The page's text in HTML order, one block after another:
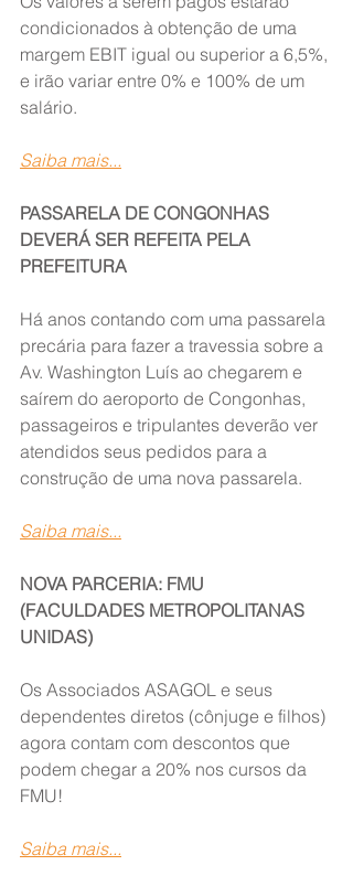
condicionados à obtenção de uma
margem EBIT igual ou superior a 6,5%,
e irão variar entre 0% e 100% de um
salário.
Saiba mais...
PASSARELA DE CONGONHAS
DEVERÁ SER REFEITA PELA
PREFEITURA
Há anos contando com uma passarela
precária para fazer a travessia sobre a
Av. Washington Luís ao chegarem e
saírem do aeroporto de Congonhas,
passageiros e tripulantes deverão ver
atendidos seus pedidos para a
construção de uma nova passarela.
Saiba mais...
NOVA PARCERIA: FMU
(FACULDADES METROPOLITANAS
UNIDAS)
Os Associados ASAGOL e seus
dependentes diretos (cônjuge e filhos)
agora contam com descontos que
podem chegar a 20% nos cursos da
FMU!
Saiba mais...